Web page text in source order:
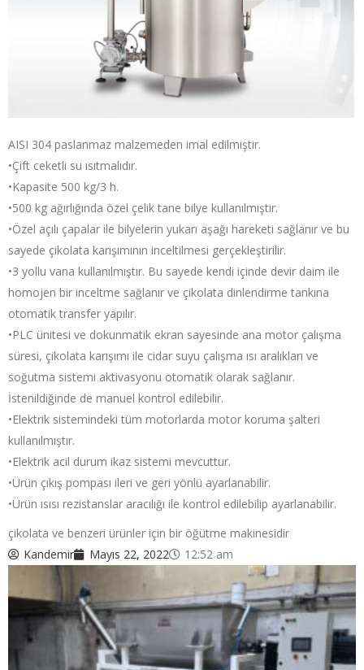
AISI 304 paslanmaz malzemeden imal edilmiştir.
•Çift ceketli su ısıtmalıdır.
•Kapasite 500 kg/3 h.
•500 kg ağırlığında özel çelik tane bilye kullanılmıştır.
•Özel açılı çapalar ile bilyelerin yukarı aşağı hareketi sağlanır ve bu
sayede çikolata karışımının inceltilmesi gerçekleştirilir.
•3 yollu vana kullanılmıştır. Bu sayede kendi içinde devir daim ile
homojen bir inceltme sağlanır ve çikolata dinlendirme tankına
otomatik transfer yapılır.
•PLC ünitesi ve dokunmatik ekran sayesinde ana motor çalışma
süresi, çikolata karışımı ile cidar suyu çalışma ısı aralıkları ve
soğutma sistemi aktivasyonu otomatik olarak sağlanır.
İstenildiğinde de manuel kontrol edilebilir.
•Elektrik sistemindeki tüm motorlarda motor koruma şalteri
kullanılmıştır.
•Elektrik acil durum ikaz sistemi mevcuttur.
•Ürün çıkış pompası ileri ve geri yönlü ayarlanabilir.
•Ürün ısısı rezistanslar aracılığı ile kontrol edilebilip ayarlanabilir.
çikolata ve benzeri ürünler için bir öğütme makinesidir
Kandemir
Mayıs 22, 2022 12:52 am